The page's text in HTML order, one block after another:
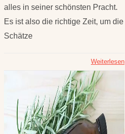
alles in seiner schönsten Pracht.
Es ist also die richtige Zeit, um die
Schätze
Weiterlesen